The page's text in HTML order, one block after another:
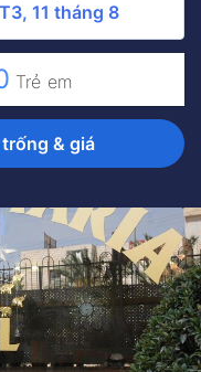
T3, 11 tháng 8
Trẻ em
& giá